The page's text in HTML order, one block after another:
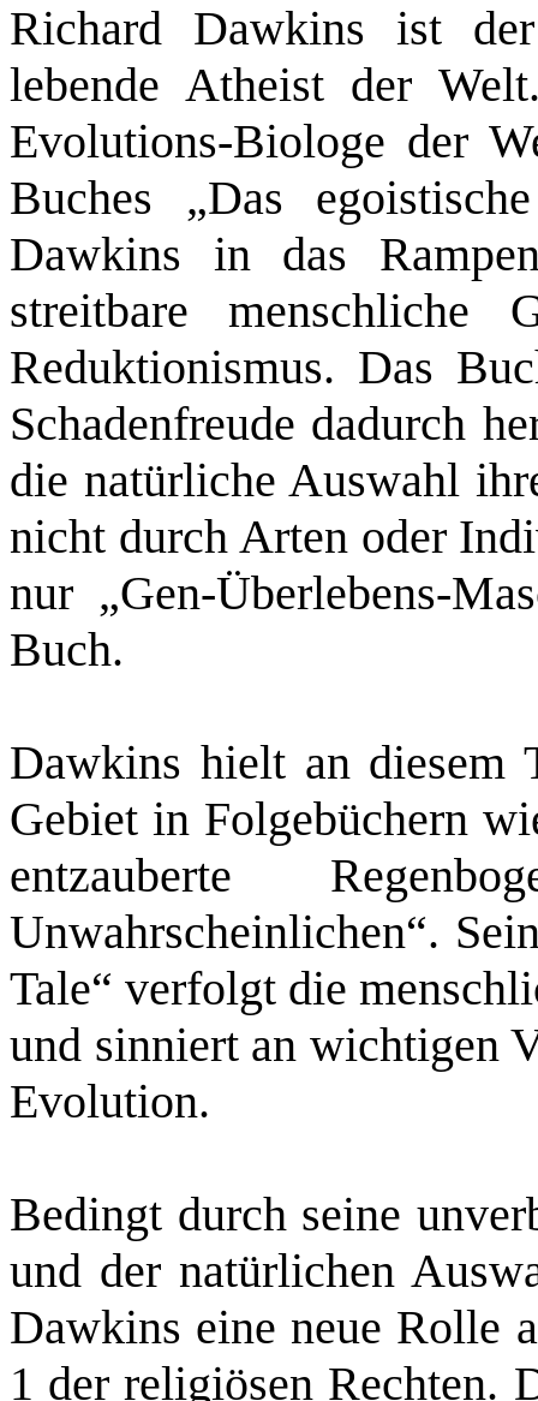
Richard Dawkins ist
lebende Atheist der
Evolutions-Biologe der
Buches „Das
Dawkins in das
streitbare menschliche
Reduktionismus. Das
Schadenfreude dadurch
die natürliche Auswahl
nicht durch Arten oder
nur „Gen-Überlebens-
Buch.
Dawkins hielt an diesem
Gebiet in Folgebüchern
entzauberte
Unwahrscheinlichen“.
Tale“ verfolgt die
und sinniert an wichtigen
Evolution.
Bedingt durch seine
und der natürlichen
Dawkins eine neue Rolle
1 der religiösen Rechten.